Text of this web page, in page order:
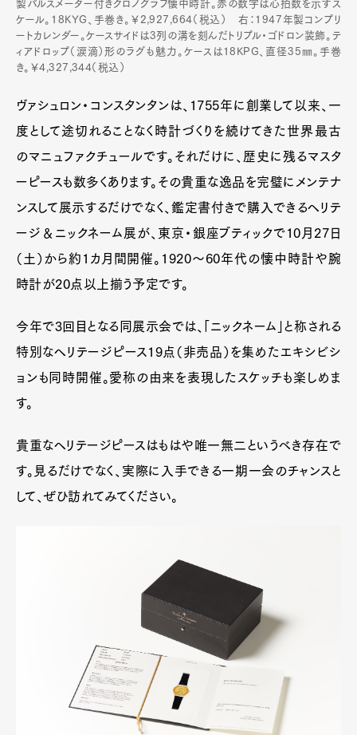
製パルスメーター付きクロノグラフ懐中時計。赤の数字は心拍数を示すス
ケール。18KYG、手巻き。￥2,927,664（税込） 右：1947年製コンプリ
ートカレンダー。ケースサイドは3列の溝を刻んだトリプル・ゴドロン装飾。テ
ィアドロップ（涙滴）形のラグも魅力。ケースは18KPG、直径35㎜。手巻
き。￥4,327,344（税込）
ヴァシュロン・コンスタンタンは、1755年に創業して以来、一
度として途切れることなく時計づくりを続けてきた世界最古
のマニュファクチュールです。それだけに、歴史に残るマスタ
ーピースも数多くあります。その貴重な逸品を完璧にメンテナ
ンスして展示するだけでなく、鑑定書付きで購入できるヘリテ
ージ＆ニックネーム展が、東京・銀座ブティックで10月27日
（土）から約1カ月間開催。1920〜60年代の懐中時計や腕
時計が20点以上揃う予定です。
今年で3回目となる同展示会では、「ニックネーム」と称される
特別なヘリテージピース19点（非売品）を集めたエキシビシ
ョンも同時開催。愛称の由来を表現したスケッチも楽しめま
す。
貴重なヘリテージピースはもはや唯一無二というべき存在で
す。見るだけでなく、実際に入手できる一期一会のチャンスと
して、ぜひ訪れてみてください。